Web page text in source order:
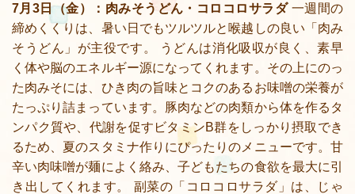
7月3日（金）：肉みそうどん・コロコロサラダ一週間の
締めくくりは、暑い日でもツルツルと喉越しの良い「肉み
そうどん」が主役です。 うどんは消化吸収が良く、素早
く体や脳のエネルギー源になってくれます。その上にのっ
た肉みそには、ひき肉の旨味とコクのあるお味噌の栄養が
たっぷり詰まっています。豚肉などの肉類から体を作るタ
ンパク質や、代謝を促すビタミンB群をしっかり摂取でき
るため、夏のスタミナ作りにぴったりのメニューです。甘
辛い肉味噌が麺によく絡み、子どもたちの食欲を最大に引
き出してくれます。 副菜の「コロコロサラダ」は、じゃ